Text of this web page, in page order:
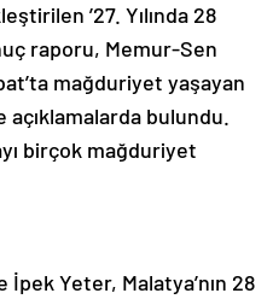
’27. Yılında 28
raporu, Memur-Sen
mağduriyet yaşayan
açıklamalarda bulundu.
birçok mağduriyet
Yeter, Malatya’nın 28